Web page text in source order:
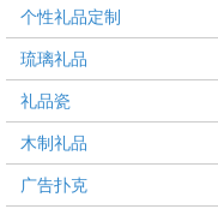
个性礼品定制
琉璃礼品
礼品瓷
木制礼品
广告扑克